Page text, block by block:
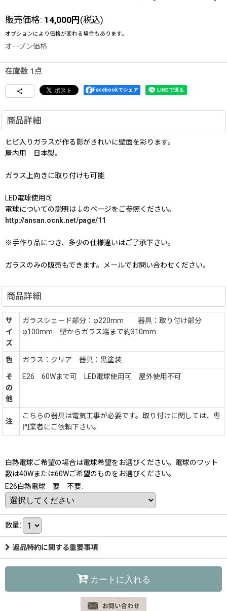
販売価格: 14,000円 (税込)
オプションにより価格が変わる場合もあります。
オープン価格
在庫数 1点
Facebookでシェア
商品詳細
ヒビ入りガラスが作る影がきれいに壁面を彩ります。
屋内用 日本製。
ガラス上向きに取り付けも可能
LED電球使用可
電球についての説明は↓のページをご参照ください。
http://ansan.ocnk.net/page/11
※手作り品につき、多少の仕様違いはご了承下さい。
ガラスのみの販売もできます。メールでお問い合わせください。
商品詳細
サ
イ
ズ
ガラスシェード部分：φ220mm 器具：取り付け部分
φ100mm 壁からガラス端まで約310mm
色 ガラス：クリア 器具：黒塗装
そ
の
他
E26 60Wまで可 LED電球使用可 屋外使用不可
注
こちらの器具は電気工事が必要です。取り付けに関しては、専
門業者にご依頼下さい。
白熱電球ご希望の場合は電球希望をお選びください。電球のワット
数は40Wまたは60Wご希望のものをお選びください。
E26白熱電球 要 不要:
数量:
返品特約に関する重要事項
カートに入れる